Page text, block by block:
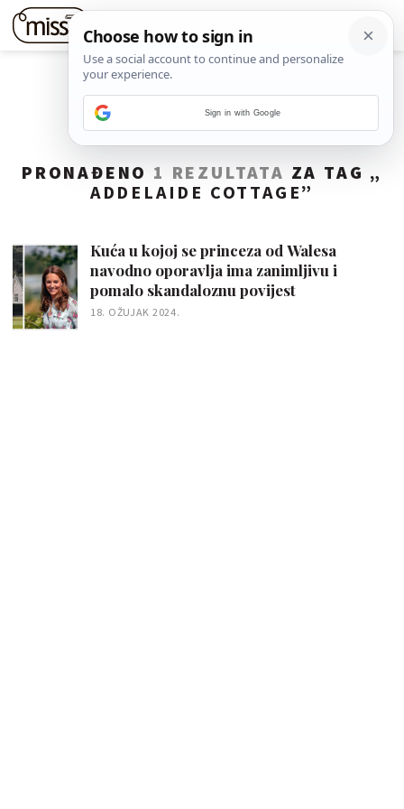
PRONAĐENO 1 REZULTATA ZA TAG „
ADDELAIDE COTTAGE”
Kuća u kojoj se princeza od Walesa
navodno oporavlja ima zanimljivu i
pomalo skandaloznu povijest
18. OŽUJAK 2024.
Sign in with Google